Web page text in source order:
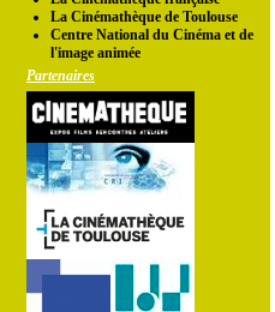
La Cinémathèque de Toulouse
Centre National du Cinéma et de
l'image animée
Partenaires